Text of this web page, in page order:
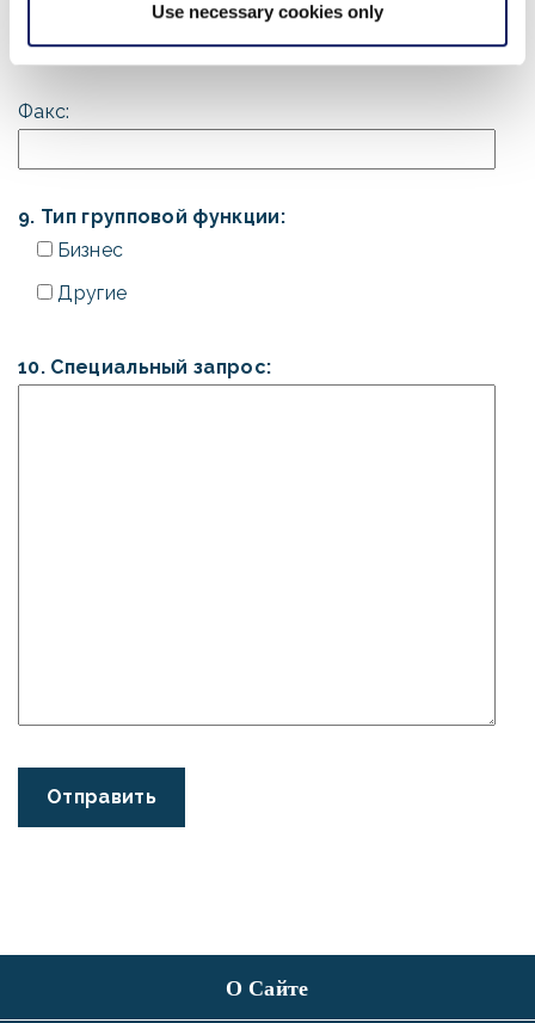
Use necessary cookies only
Факс:
9. Тип групповой функции:
Бизнес
Другие
10. Специальный запрос:
О Сайте